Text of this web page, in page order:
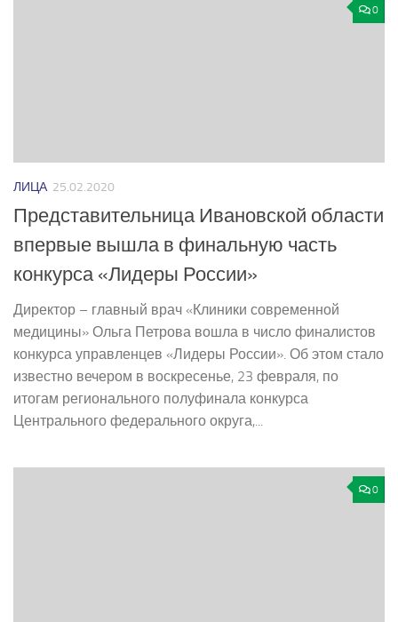
0
ЛИЦА 25.02.2020
Представительница Ивановской области
впервые вышла в финальную часть
конкурса «Лидеры России»
Директор – главный врач «Клиники современной
медицины» Ольга Петрова вошла в число финалистов
конкурса управленцев «Лидеры России». Об этом стало
известно вечером в воскресенье, 23 февраля, по
итогам регионального полуфинала конкурса
Центрального федерального округа,...
0